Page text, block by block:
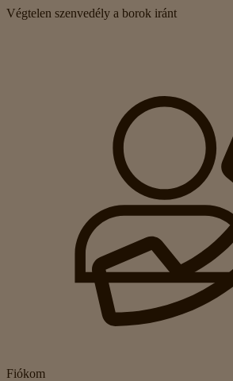
Végtelen szenvedély a borok iránt
Fiókom